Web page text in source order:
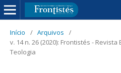
Início / Arquivos
/
v. 14 n. 26 (2020): Frontistés -
Teologia